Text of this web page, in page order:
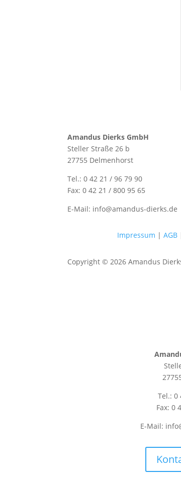
Amandus Dierks GmbH
Steller Straße 26 b
27755 Delmenhorst
Tel.: 0 42 21 / 96 79 90
Fax: 0 42 21 / 800 95 65
E-Mail: info@amandus-dierks.de
Impressum |AGB
Copyright © 2026 Amandus
Tel.: 0
Fax: 0
E-Mail: